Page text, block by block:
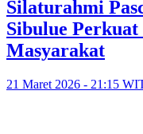
Silaturahmi
Sibulue
Masyarakat
21 Maret 2026 - 21:15